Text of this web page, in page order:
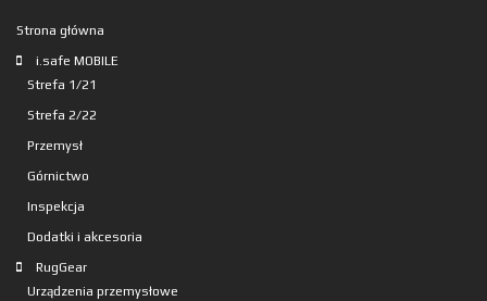
Strona główna
i.safe MOBILE
Strefa 1/21
Strefa 2/22
Przemysł
Górnictwo
Inspekcja
Dodatki i akcesoria
RugGear
Urządzenia przemysłowe